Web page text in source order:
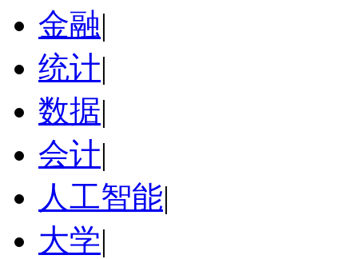
金融|
统计|
数据|
会计|
人工智能|
大学|